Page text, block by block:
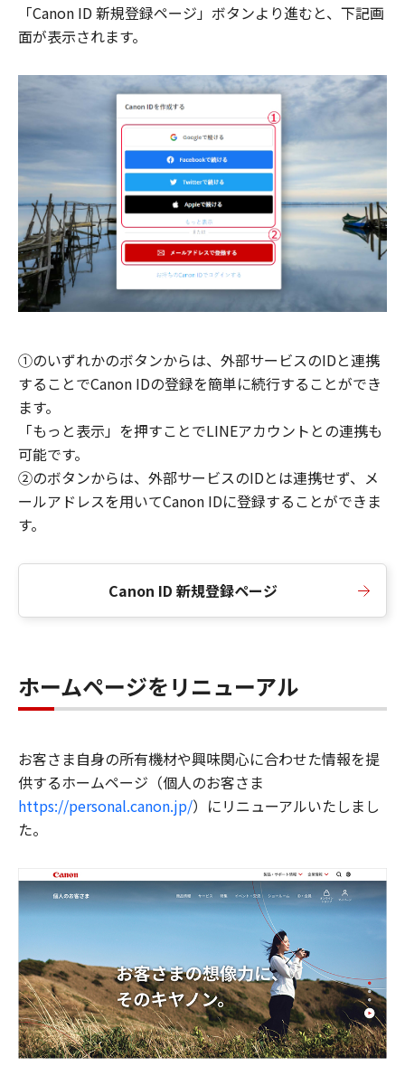
「Canon ID 新規登録ページ」ボタンより進むと、下記画
面が表示されます。
①のいずれかのボタンからは、外部サービスのIDと連携
することでCanon IDの登録を簡単に続行することができ
ます。
「もっと表示」を押すことでLINEアカウントとの連携も
可能です。
②のボタンからは、外部サービスのIDとは連携せず、メ
ールアドレスを用いてCanon IDに登録することができま
す。
Canon ID 新規登録ページ
ホームページをリニューアル
お客さま自身の所有機材や興味関心に合わせた情報を提
供するホームページ（個人のお客さま
https://personal.canon.jp/）にリニューアルいたしまし
た。